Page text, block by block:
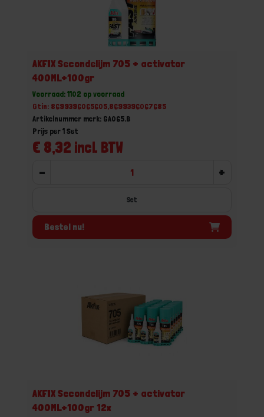
AKFIX Secondelijm 705 + activator
400ML+100gr
Voorraad: 1102 op voorraad
Gtin: 8699396065605,8699396067685
Artikelnummer merk: GA065.B
€ 8,32 incl. BTW
Prijs per 1 Set
- +
Set
Bestel nu!
AKFIX Secondelijm 705 + activator
400ML+100gr 12x